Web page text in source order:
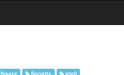
Security shell